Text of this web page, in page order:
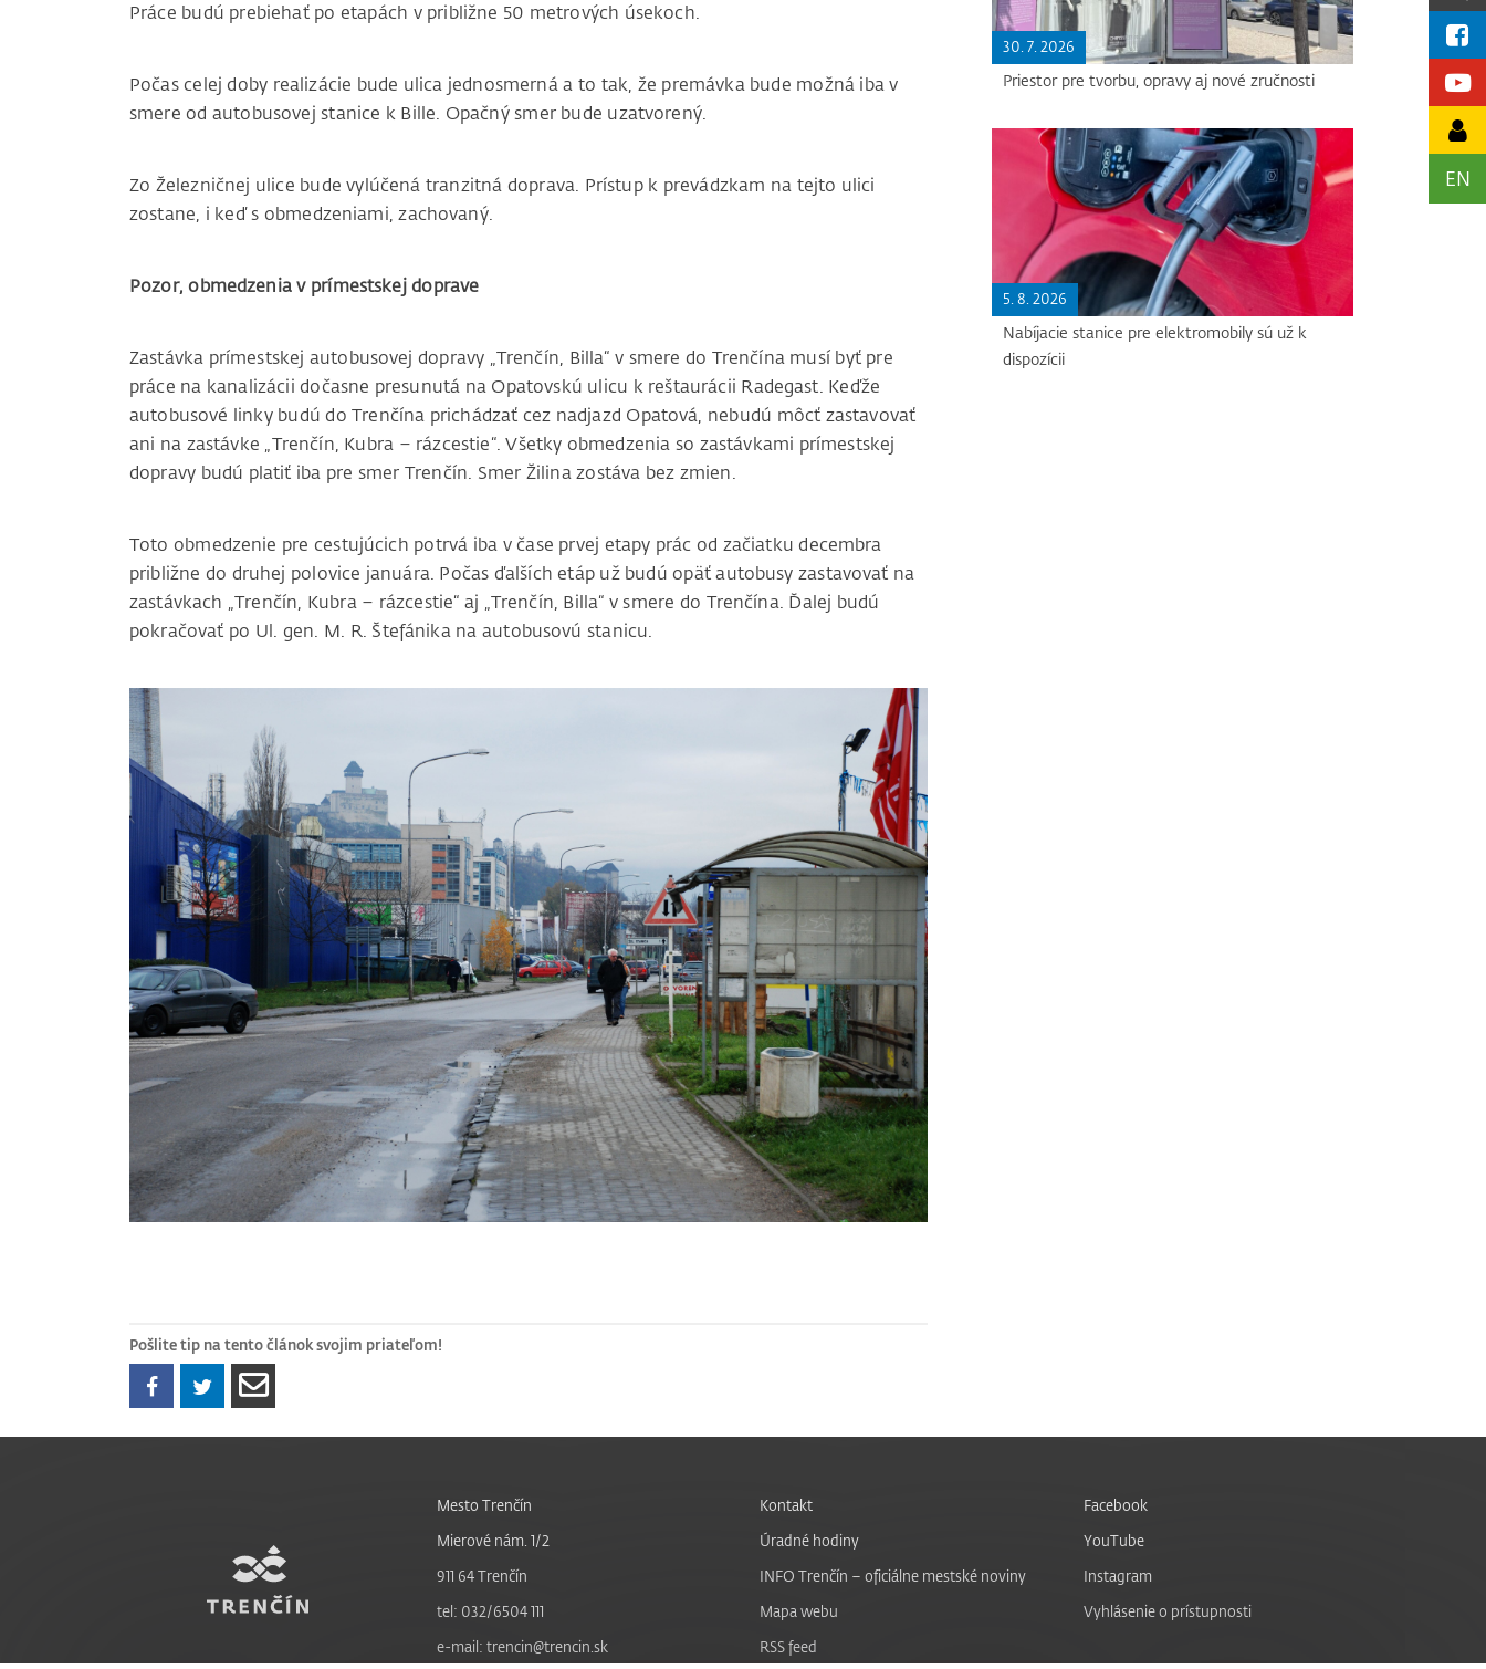
EN
Práce budú prebiehať po etapách v približne 50 metrových úsekoch.
Počas celej doby realizácie bude ulica jednosmerná a to tak, že premávka bude možná iba v
smere od autobusovej stanice k Bille. Opačný smer bude uzatvorený.
Zo Železničnej ulice bude vylúčená tranzitná doprava. Prístup k prevádzkam na tejto ulici
zostane, i keď s obmedzeniami, zachovaný.
Pozor, obmedzenia v prímestskej doprave
Zastávka prímestskej autobusovej dopravy „Trenčín, Billa“ v smere do Trenčína musí byť pre
práce na kanalizácii dočasne presunutá na Opatovskú ulicu k reštaurácii Radegast. Keďže
autobusové linky budú do Trenčína prichádzať cez nadjazd Opatová, nebudú môcť zastavovať
ani na zastávke „Trenčín, Kubra – rázcestie“. Všetky obmedzenia so zastávkami prímestskej
dopravy budú platiť iba pre smer Trenčín. Smer Žilina zostáva bez zmien.
Toto obmedzenie pre cestujúcich potrvá iba v čase prvej etapy prác od začiatku decembra
približne do druhej polovice januára. Počas ďalších etáp už budú opäť autobusy zastavovať na
zastávkach „Trenčín, Kubra – rázcestie“ aj „Trenčín, Billa“ v smere do Trenčína. Ďalej budú
pokračovať po Ul. gen. M. R. Štefánika na autobusovú stanicu.
Pošlite tip na tento článok svojim priateľom!
30. 7. 2026
Priestor pre tvorbu, opravy aj nové zručnosti
5. 8. 2026
Nabíjacie stanice pre elektromobily sú už k
dispozícii
Mesto Trenčín
Mierové nám. 1/2
911 64 Trenčín
tel: 032/6504 111
e-mail: trencin@trencin.sk
Kontakt
Úradné hodiny
INFO Trenčín – oficiálne mestské noviny
Mapa webu
RSS feed
Facebook
YouTube
Instagram
Vyhlásenie o prístupnosti